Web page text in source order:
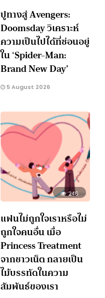
ปูทางสู่ Avengers:
Doomsday วิเคราะห์
ความเป็นไปได้ที่ซ่อนอยู่
ใน ‘Spider-Man:
Brand New Day’
5 August 2026
246
แฟนไม่ถูกใจเราหรือไม่
ถูกใจคนอื่น เมื่อ
Princess Treatment
จากชาวเน็ต กลายเป็น
ไม้บรรทัดในความ
สัมพันธ์ของเรา